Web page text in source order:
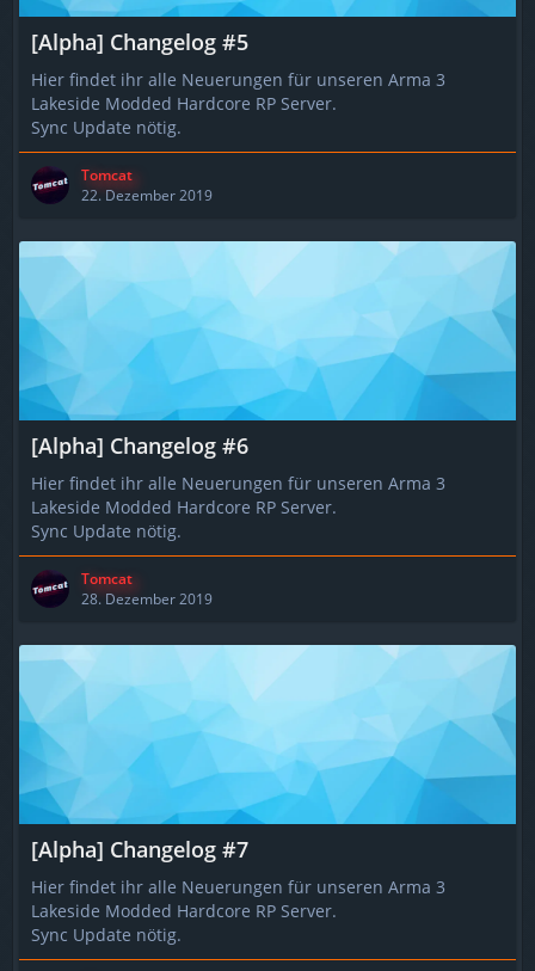
[Alpha] Changelog #5
Hier findet ihr alle Neuerungen für unseren Arma 3
Lakeside Modded Hardcore RP Server.
Sync Update nötig.
Tomcat
22. Dezember 2019
[Alpha] Changelog #6
Hier findet ihr alle Neuerungen für unseren Arma 3
Lakeside Modded Hardcore RP Server.
Sync Update nötig.
Tomcat
28. Dezember 2019
[Alpha] Changelog #7
Hier findet ihr alle Neuerungen für unseren Arma 3
Lakeside Modded Hardcore RP Server.
Sync Update nötig.